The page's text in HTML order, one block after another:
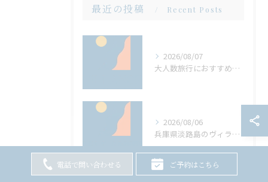
最近の投稿 Recent Posts
2026/08/07
大人数旅行におすすめ兵庫県淡路島のサウナもバーベキューも楽しめるヴィラの選び方
2026/08/06
兵庫県淡路島のヴィラでサウナと大人数バーベキューを両立する方法
電話で問い合わせる ご予約はこちら